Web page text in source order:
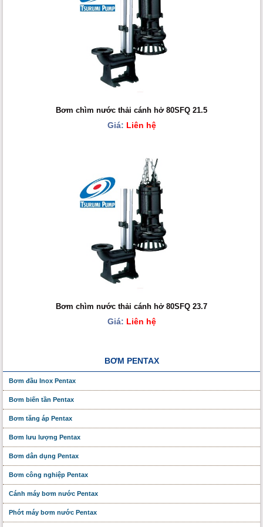
Bơm chìm nước thải cánh hở 80SFQ 21.5
Giá: Liên hệ
Bơm chìm nước thải cánh hở 80SFQ 23.7
Giá: Liên hệ
BƠM PENTAX
Bơm đầu Inox Pentax
Bơm biến tần Pentax
Bơm tăng áp Pentax
Bơm lưu lượng Pentax
Bơm dân dụng Pentax
Bơm công nghiệp Pentax
Cánh máy bơm nước Pentax
Phớt máy bơm nước Pentax